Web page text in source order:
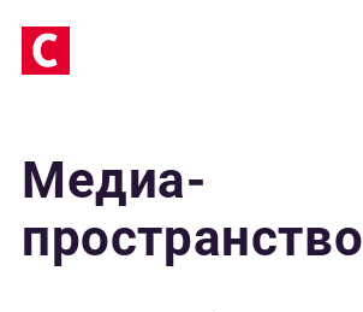
Медиа-
пространство